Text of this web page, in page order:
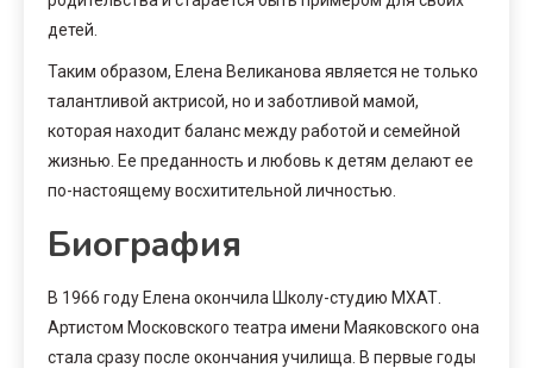
детей.
Таким образом, Елена Великанова является не только
талантливой актрисой, но и заботливой мамой,
которая находит баланс между работой и семейной
жизнью. Ее преданность и любовь к детям делают ее
по-настоящему восхитительной личностью.
Биография
В 1966 году Елена окончила Школу-студию МХАТ.
Артистом Московского театра имени Маяковского она
стала сразу после окончания училища. В первые годы